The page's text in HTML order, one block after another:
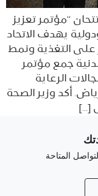
“مؤتمر تعزيز
يهدف الاتحاد
على التغذية ونمط
جمع مؤتمر
الرعاية
أكد وزير الصحة
[…]
المتاحة